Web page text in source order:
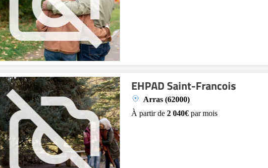
EHPAD Saint-Francois
Arras (62000)
À partir de 2 040€par mois